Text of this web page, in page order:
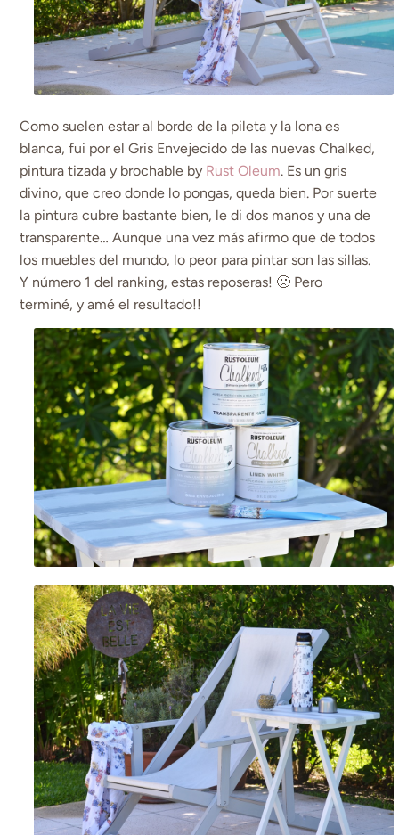
Como suelen estar al borde de la pileta y la lona es
blanca, fui por el Gris Envejecido de las nuevas Chalked,
pintura tizada y brochable by Rust Oleum. Es un gris
divino, que creo donde lo pongas, queda bien. Por suerte
la pintura cubre bastante bien, le di dos manos y una de
transparente… Aunque una vez más afirmo que de todos
los muebles del mundo, lo peor para pintar son las sillas.
Y número 1 del ranking, estas reposeras! 🙁 Pero
terminé, y amé el resultado!!